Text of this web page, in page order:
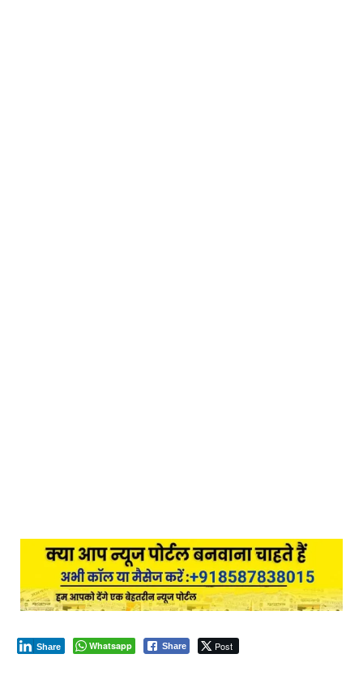
Whatsapp Share Post
Share